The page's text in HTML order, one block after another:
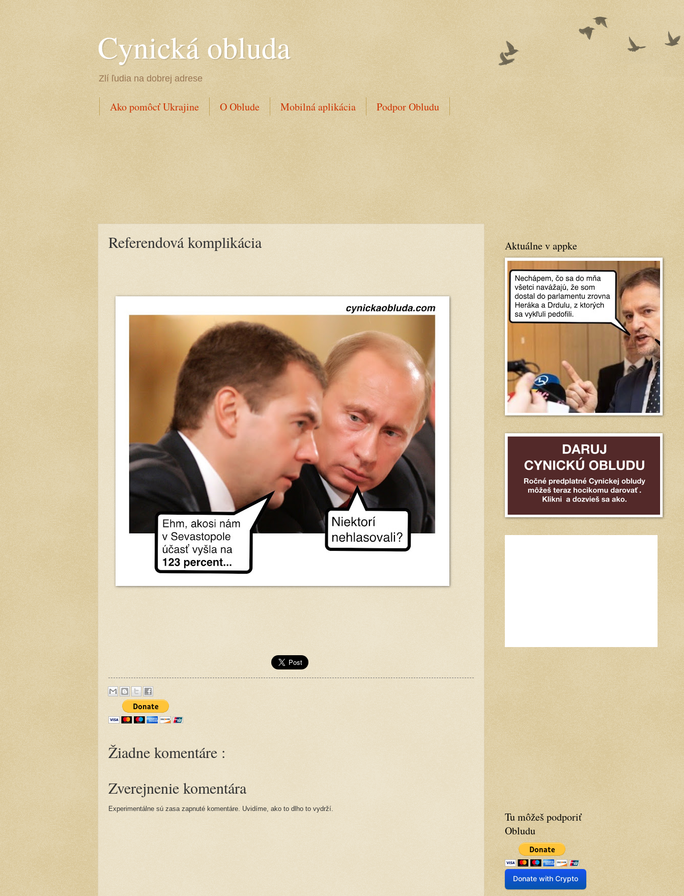
Cynická obluda
Zlí ľudia na dobrej adrese
Ako pomôcť Ukrajine O Oblude Mobilná aplikácia Podpor Obludu
Referendová komplikácia
Žiadne komentáre :
Zverejnenie komentára
Experimentálne sú zasa zapnuté komentáre. Uvidíme, ako to dlho to vydrží.
Aktuálne v appke
Tu môžeš podporiť
Obludu
Donate with Crypto